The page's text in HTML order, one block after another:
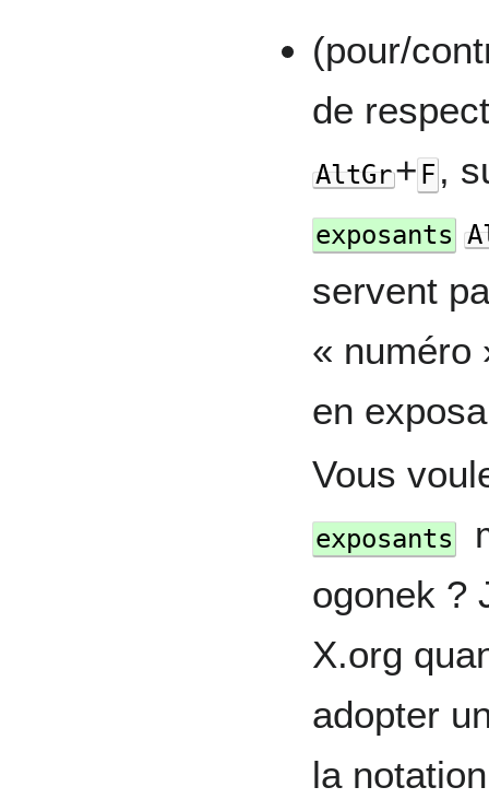
(pour/
de
AltGr+ F ,
exposants
servent
« numéro
en
Vous
exposants
ogonek ?
X.org
adopter
la